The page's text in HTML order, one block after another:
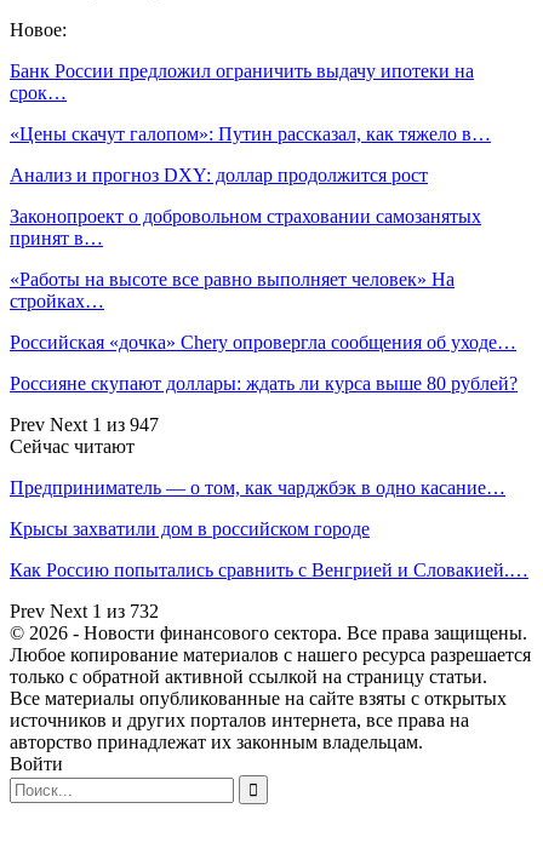
Новое:
Банк России предложил ограничить выдачу ипотеки на
срок…
«Цены скачут галопом»: Путин рассказал, как тяжело в…
Анализ и прогноз DXY: доллар продолжится рост
Законопроект о добровольном страховании самозанятых
принят в…
«Работы на высоте все равно выполняет человек» На
стройках…
Российская «дочка» Chery опровергла сообщения об уходе…
Россияне скупают доллары: ждать ли курса выше 80 рублей?
Prev Next 1 из 947
Сейчас читают
Предприниматель — о том, как чарджбэк в одно касание…
Крысы захватили дом в российском городе
Как Россию попытались сравнить с Венгрией и Словакией.…
Prev Next 1 из 732
© 2026 - Новости финансового сектора. Все права защищены.
Любое копирование материалов с нашего ресурса разрешается
только с обратной активной ссылкой на страницу статьи.
Все материалы опубликованные на сайте взяты с открытых
источников и других порталов интернета, все права на
авторство принадлежат их законным владельцам.
Войти